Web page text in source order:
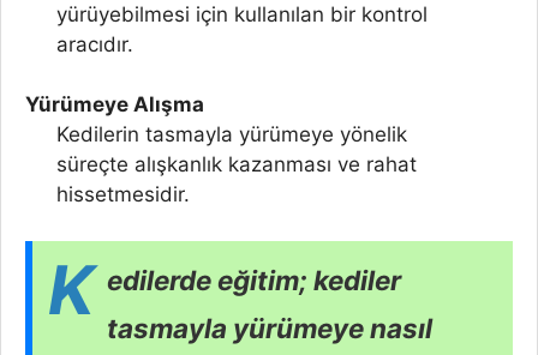
yürüyebilmesi için kullanılan bir kontrol
aracıdır.
Yürümeye Alışma
Kedilerin tasmayla yürümeye yönelik
süreçte alışkanlık kazanması ve rahat
hissetmesidir.
K edilerde eğitim; kediler
tasmayla yürümeye nasıl